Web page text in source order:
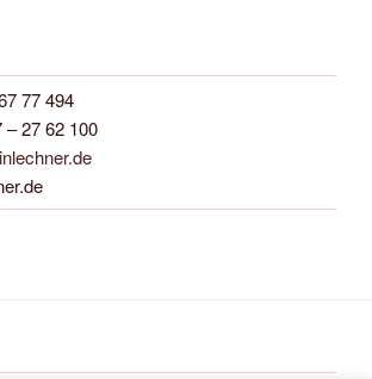
77 494
– 27 62 100